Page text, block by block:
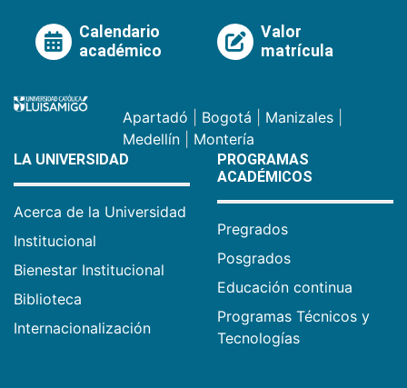
Calendario
académico
Valor
matrícula
Apartadó Bogotá Manizales
Medellín
Montería
LA UNIVERSIDAD
Acerca de la Universidad
Institucional
Bienestar Institucional
Biblioteca
Internacionalización
PROGRAMAS
ACADÉMICOS
Pregrados
Posgrados
Educación continua
Programas Técnicos y
Tecnologías